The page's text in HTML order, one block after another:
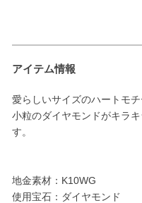
アイテム情報
愛らしいサイズのハートモチ
小粒のダイヤモンドがキラ
す。
地金素材：K10WG
使用宝石：ダイヤモンド